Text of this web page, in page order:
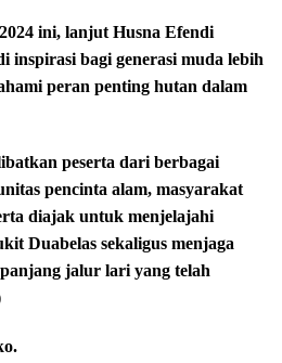
ini, lanjut Husna Efendi
inspirasi bagi generasi muda lebih
peran penting hutan dalam
peserta dari berbagai
pencinta alam, masyarakat
diajak untuk menjelajahi
Duabelas sekaligus menjaga
jalur lari yang telah